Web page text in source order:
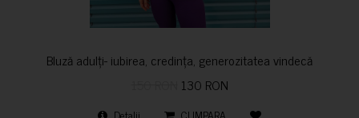
Bluză adulți- iubirea, credința, generozitatea vindecă
130 RON
Detalii CUMPARA